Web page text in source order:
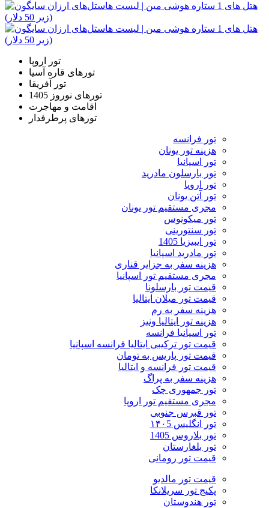
تور اروپا
تورهای قاره آسیا
تور آفریقا
تورهای نوروز 1405
اقامت و مهاجرت
تورهای پرطرفدار
تور فرانسه
هزینه تور یونان
تور اسپانیا
تور بارسلون مادرید
تور اروپا
تور آتن یونان
مجری مستقیم تور یونان
تور میکونوس
تور سنتورینی
تور ایبیزیا 1405
تور مادرید اسپانیا
هزینه سفر به جزایر قناری
مجری مستقیم تور اسپانیا
قیمت تور بارسلونا
قیمت تور میلان ایتالیا
هزینه سفر به رم
هزینه تور ایتالیا ونیز
تور اسپانیا فرانسه
قیمت تور ترکیبی ایتالیا فرانسه اسپانیا
قیمت تور پاریس به تومان
قیمت تور فرانسه و ایتالیا
هزینه سفر به پراگ
تور جمهوری چک
مجری مستقیم تور اروپا
تور قبرس جنوبی
تور انگلیس ۱۴۰5
تور بلاروس 1405
تور بلغارستان
قیمت تور رومانی
قیمت تور مالدیو
پکیج تور سریلانکا
تور هندوستان